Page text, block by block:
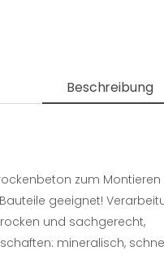
Beschreibung
zum
geeignet!
und sachgerecht,
mineralisch,